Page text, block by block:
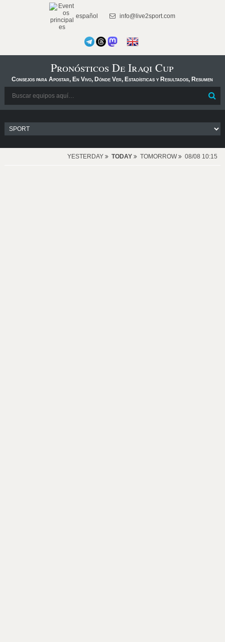
español info@live2sport.com
Pronósticos De Iraqi Cup
Consejos para Apostar, En Vivo, Dónde Ver, Estadísticas y Resultados, Resumen
YESTERDAY TODAY TOMORROW 08/08 10:15